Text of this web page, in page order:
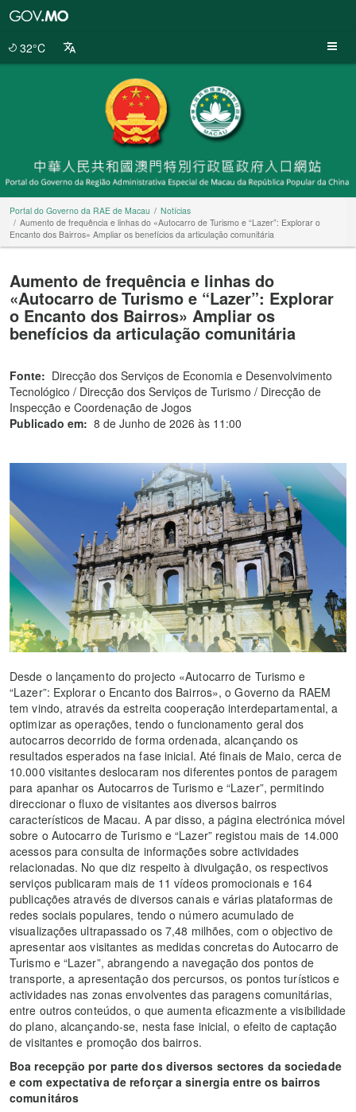
32°C
Portal do Governo da RAE de Macau
Notícias
Aumento de frequência e linhas do «Autocarro de Turismo e “Lazer”: Explorar o
Encanto dos Bairros» Ampliar os benefícios da articulação comunitária
Aumento de frequência e linhas do
«Autocarro de Turismo e “Lazer”: Explorar
o Encanto dos Bairros» Ampliar os
benefícios da articulação comunitária
Fonte: Direcção dos Serviços de Economia e Desenvolvimento
Tecnológico / Direcção dos Serviços de Turismo / Direcção de
Inspecção e Coordenação de Jogos
Publicado em: 8 de Junho de 2026 às 11:00
Desde o lançamento do projecto «Autocarro de Turismo e
“Lazer”: Explorar o Encanto dos Bairros», o Governo da RAEM
tem vindo, através da estreita cooperação interdepartamental, a
optimizar as operações, tendo o funcionamento geral dos
autocarros decorrido de forma ordenada, alcançando os
resultados esperados na fase inicial. Até finais de Maio, cerca de
10.000 visitantes deslocaram nos diferentes pontos de paragem
para apanhar os Autocarros de Turismo e “Lazer”, permitindo
direccionar o fluxo de visitantes aos diversos bairros
característicos de Macau. A par disso, a página electrónica móvel
sobre o Autocarro de Turismo e “Lazer” registou mais de 14.000
acessos para consulta de informações sobre actividades
relacionadas. No que diz respeito à divulgação, os respectivos
serviços publicaram mais de 11 vídeos promocionais e 164
publicações através de diversos canais e várias plataformas de
redes sociais populares, tendo o número acumulado de
visualizações ultrapassado os 7,48 milhões, com o objectivo de
apresentar aos visitantes as medidas concretas do Autocarro de
Turismo e “Lazer”, abrangendo a navegação dos pontos de
transporte, a apresentação dos percursos, os pontos turísticos e
actividades nas zonas envolventes das paragens comunitárias,
entre outros conteúdos, o que aumenta eficazmente a visibilidade
do plano, alcançando-se, nesta fase inicial, o efeito de captação
de visitantes e promoção dos bairros.
Boa recepção por parte dos diversos sectores da sociedade
e com expectativa de reforçar a sinergia entre os bairros
comunitáros